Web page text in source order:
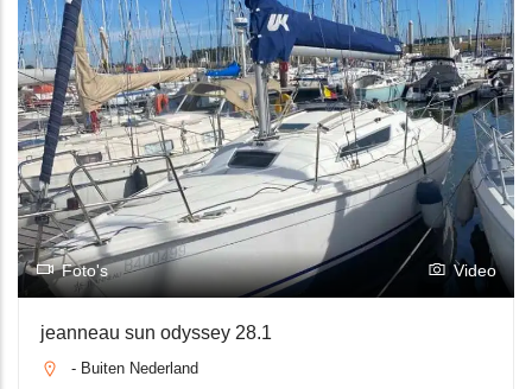
Foto's Video
jeanneau sun odyssey 28.1
- Buiten Nederland